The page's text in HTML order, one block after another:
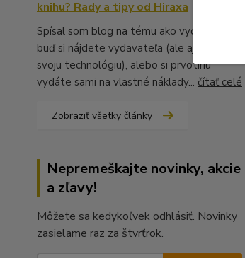
knihu? Rady a tipy od Hiraxa
Spísal som blog na tému ako vydať knihu -
buď si nájdete vydavateľa (ale aj to má
svoju technológiu), alebo si prvotinu
vydáte sami na vlastné náklady... čítať celé
Zobraziť všetky články
Nepremeškajte novinky, akcie
a zľavy!
Môžete sa kedykoľvek odhlásiť. Novinky
zasielame raz za štvrťrok.